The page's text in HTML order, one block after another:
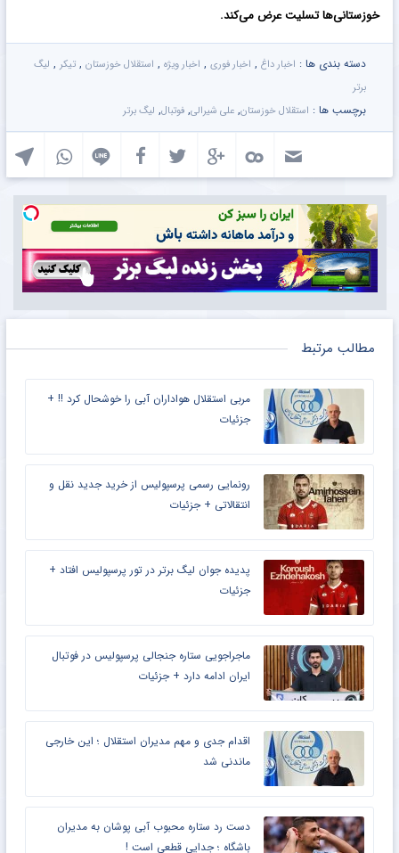
خوزستانی‌ها تسلیت عرض می‌کند.
دسته بندی ها : اخبار داغ , اخبار فوری , اخبار ویژه , استقلال خوزستان , تیکر , لیگ
برتر
برچسب ها : استقلال خوزستان, علی شیرالی, فوتبال, لیگ برتر
مطالب مرتبط
مربی استقلال هواداران آبی را خوشحال کرد !! +
جزئیات
رونمایی رسمی پرسپولیس از خرید جدید نقل و
انتقالاتی + جزئیات
پدیده جوان لیگ برتر در تور پرسپولیس افتاد +
جزئیات
ماجراجویی ستاره جنجالی پرسپولیس در فوتبال
ایران ادامه دارد + جزئیات
اقدام جدی و مهم مدیران استقلال ؛ این خارجی
ماندنی شد
دست رد ستاره محبوب آبی پوشان به مدیران
باشگاه ؛ جدایی قطعی است !